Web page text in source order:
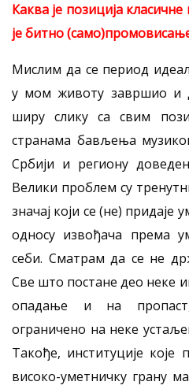
Каква је позиција
је битно
Мислим да се период
у мом животу завршио и
ширу слику са свим
странама бављења
Србији и региону
Велики проблем су
значај који се (не) придаје
односу извођача према
себи. Сматрам да се не
Све што постане део неке
опадање и на
ограничено на неке
Такође, институције
високо-уметничку грану